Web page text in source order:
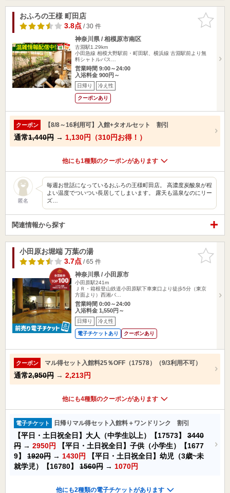
お気に入
りに追加
おふろの王様 町田店
3.8点/ 30 件
神奈川県 / 相模原市南区
古淵駅1.29km
小田急線 相模大野駅前・町田駅、横浜線 古淵駅前より無
料シャトルバス…
営業時間 9:00～24:00
入浴料金 900円～
日帰り 冷え性
クーポンあり
クーポン 【8/8～16利用可】入館+タオルセット 割引
通常1,440円 → 1,130円（310円お得！）
他にも1種類のクーポンがあります
匿名
毎週お世話になっているおふろの王様町田店。 高濃度炭酸泉が程
よい温度でついつい長居してしまいます。 露天も温泉なのにリー
ズ…
関連情報から探す
お気に入
りに追加
小田原お堀端 万葉の湯
3.7点/ 65 件
神奈川県 / 小田原市
小田原駅241m
ＪＲ・箱根登山鉄道小田原駅下車東口より徒歩5分（東京
方面より）西湘バ…
営業時間 0:00～24:00
入浴料金 1,550円～
日帰り 冷え性
電子チケットあり クーポンあり
クーポン マル得セット入館料25％OFF（17578）（9/3利用不可）
通常2,950円 → 2,213円
他にも4種類のクーポンがあります
電子チケット 日帰りマル得セット入館料＋ワンドリンク 割引
【平日・土日祝全日】大人（中学生以上）【17573】 3440
円 → 2950円
【平日・土日祝全日】子供（小学生）【1677
9】 1920円 → 1430円
【平日・土日祝全日】幼児（3歳~未
就学児）【16780】 1560円 → 1070円
他にも2種類の電子チケットがあります